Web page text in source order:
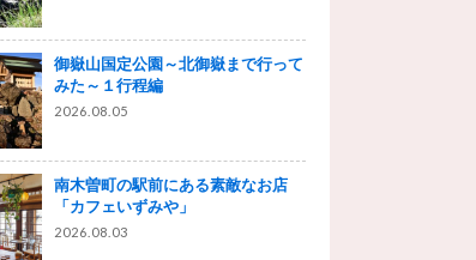
御嶽山国定公園～北御嶽まで行って
みた～１行程編
2026.08.05
南木曽町の駅前にある素敵なお店
「カフェいずみや」
2026.08.03